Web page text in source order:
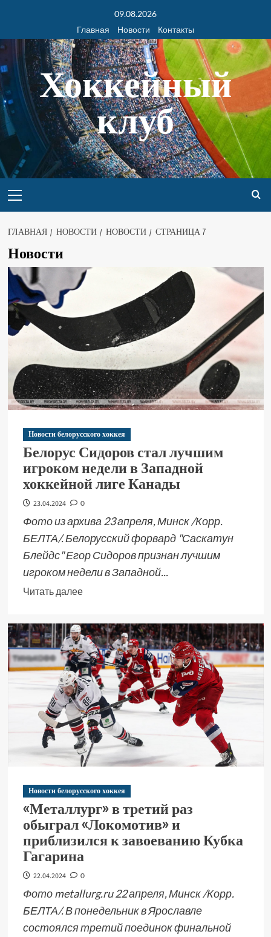
09.08.2026
Главная
Новости Контакты
Хоккейный
клуб
ГЛАВНАЯ НОВОСТИ НОВОСТИ СТРАНИЦА 7
Новости
Новости белорусского хоккея
Белорус Сидоров стал лучшим
игроком недели в Западной
хоккейной лиге Канады
23.04.2024 0
Фото из архива 23 апреля, Минск /Корр.
БЕЛТА/. Белорусский форвард "Саскатун
Блейдс" Егор Сидоров признан лучшим
игроком недели в Западной...
Читать далее
Новости белорусского хоккея
«Металлург» в третий раз
обыграл «Локомотив» и
приблизился к завоеванию Кубка
Гагарина
22.04.2024 0
Фото metallurg.ru 22 апреля, Минск /Корр.
БЕЛТА/. В понедельник в Ярославле
состоялся третий поединок финальной